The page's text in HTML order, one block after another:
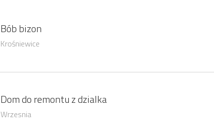
Bób bizon
Krośniewice
Dom do remontu z dzialka
Wrzesnia